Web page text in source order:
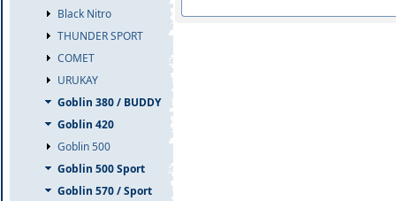
Black Nitro
THUNDER SPORT
COMET
URUKAY
Goblin 380 / BUDDY
Goblin 420
Goblin 500
Goblin 500 Sport
Goblin 570 / Sport